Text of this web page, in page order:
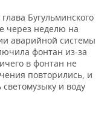
Бугульминского
через неделю на
аварийной системы
фонтан из-за
в фонтан не
повторились, и
и воду